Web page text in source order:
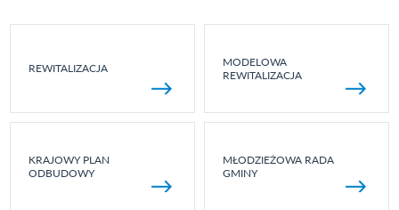
REWITALIZACJA
MODELOWA
REWITALIZACJA
KRAJOWY PLAN
ODBUDOWY
MŁODZIEŻOWA RADA
GMINY